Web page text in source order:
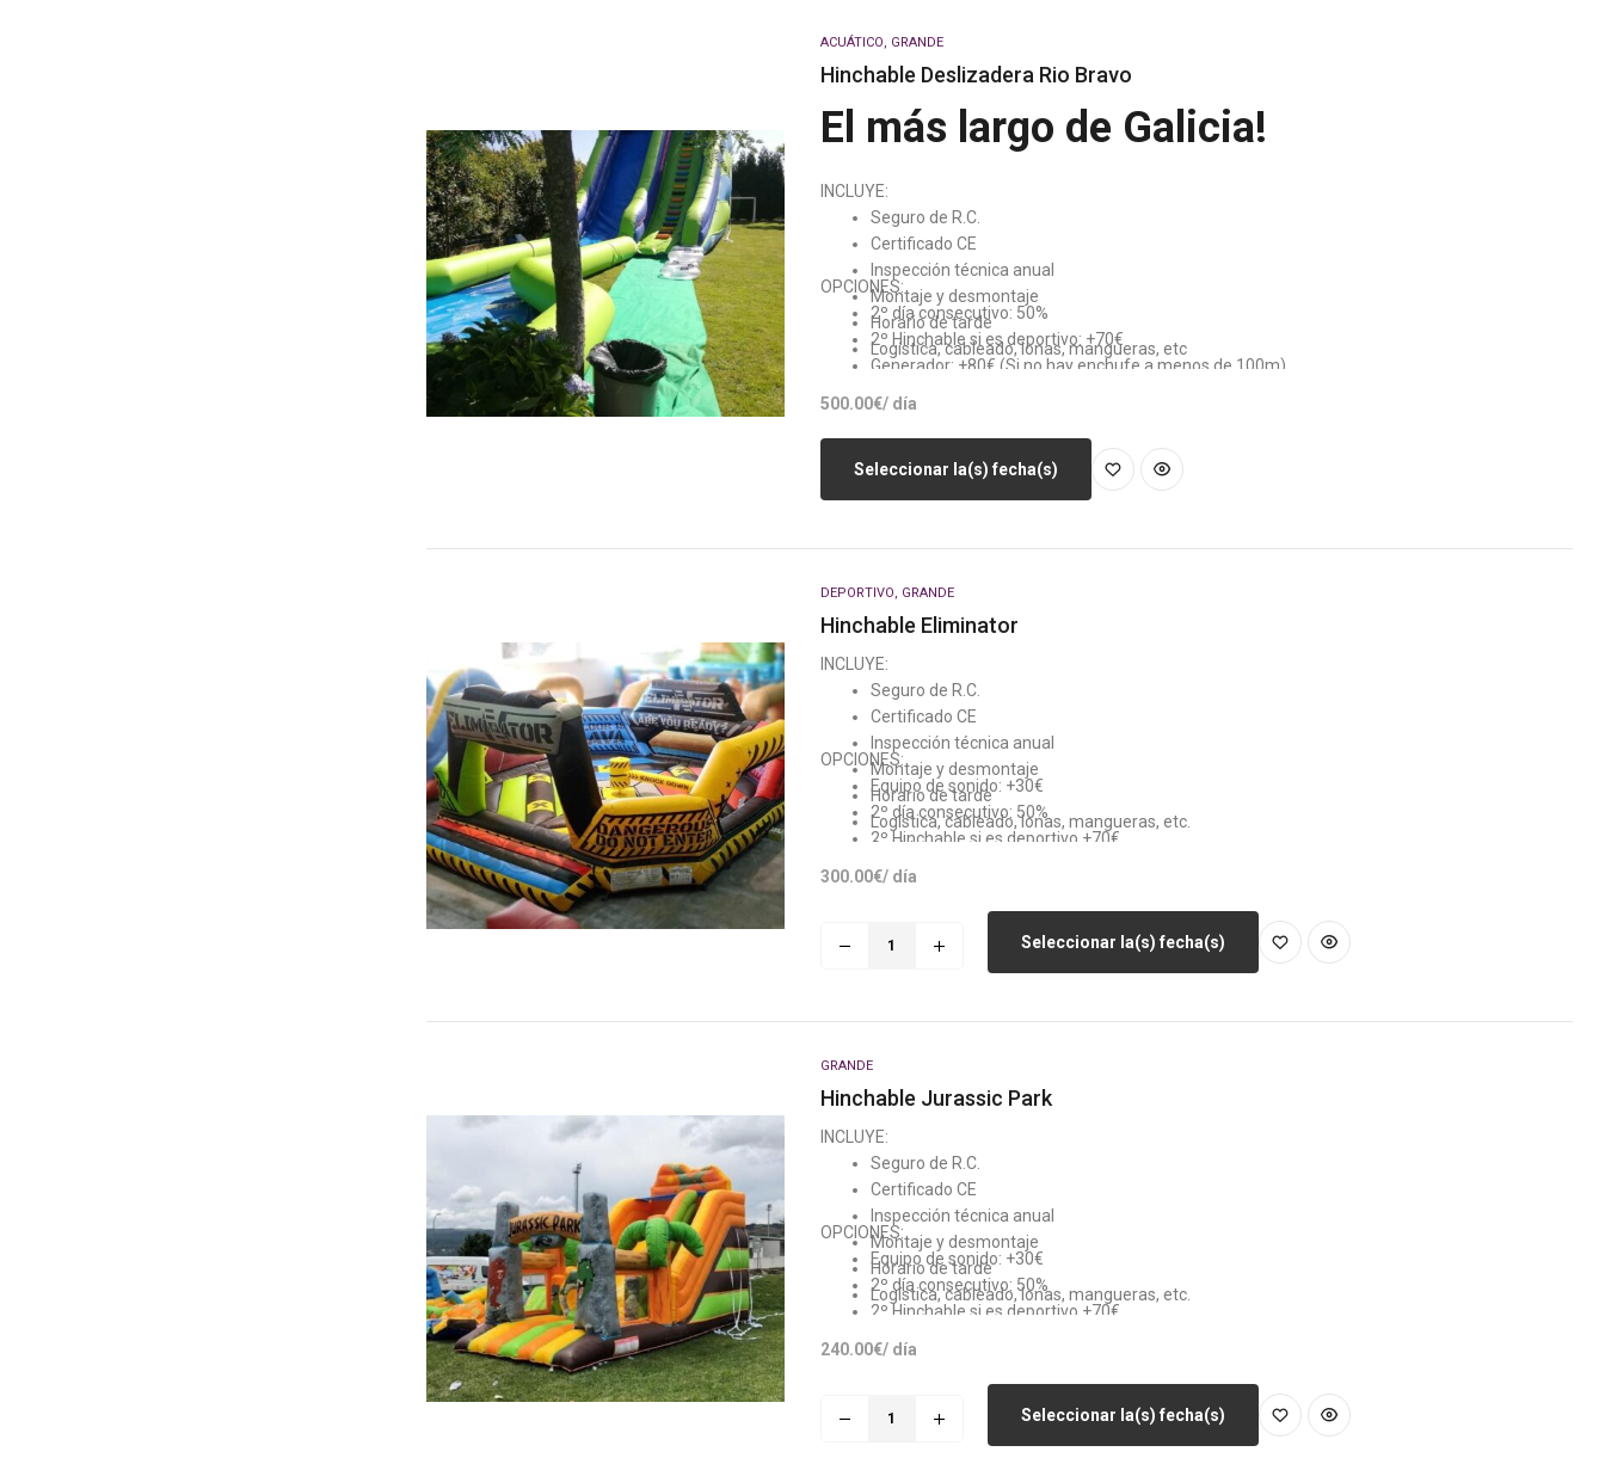
ACUÁTICO, GRANDE
Hinchable Deslizadera Rio Bravo
El más largo de Galicia!
INCLUYE:
Seguro de R.C.
Certificado CE
Inspección técnica anual
Montaje y desmontaje
Horario de tarde
Logística, cableado, lonas, mangueras, etc
OPCIONES:
2º día consecutivo: 50%
2º Hinchable si es deportivo: +70€
Generador: +80€ (Si no hay enchufe a menos de 100m)
500.00€/ día
Seleccionar la(s) fecha(s)
DEPORTIVO, GRANDE
Hinchable Eliminator
INCLUYE:
Seguro de R.C.
Certificado CE
Inspección técnica anual
Montaje y desmontaje
Horario de tarde
Logística, cableado, lonas, mangueras, etc.
Sonido
1 monitor
OPCIONES:
Equipo de sonido: +30€
2º día consecutivo: 50%
2º Hinchable si es deportivo +70€
Generador: +80€ (Si no hay enchufe a menos de 100m)
300.00€/ día
Seleccionar la(s) fecha(s)
GRANDE
Hinchable Jurassic Park
INCLUYE:
Seguro de R.C.
Certificado CE
Inspección técnica anual
Montaje y desmontaje
Horario de tarde
Logística, cableado, lonas, mangueras, etc.
OPCIONES:
Equipo de sonido: +30€
2º día consecutivo: 50%
2º Hinchable si es deportivo +70€
Generador: +80€ (Si no hay enchufe a menos de 100m)
240.00€/ día
Seleccionar la(s) fecha(s)